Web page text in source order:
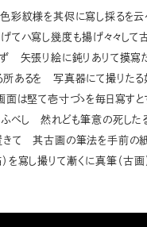
色彩紋様を其侭に寫し採る
てハ寫し幾度も揚げ々々し
ず 矢張り絵に鈍りありて摸
あるを 写真器にて撮りた
面は堅て壱寸づゝを毎日寫
べし 然れども筆意の死した
きて 其古画の筆法を手前の
を寫し撮りて漸くに真筆（